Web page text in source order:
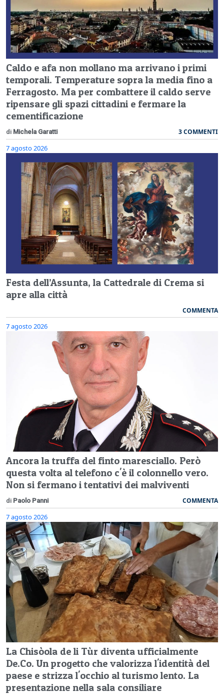
Caldo e afa non mollano ma arrivano i primi
temporali. Temperature sopra la media fino a
Ferragosto. Ma per combattere il caldo serve
ripensare gli spazi cittadini e fermare la
cementificazione
di Michela Garatti 3 COMMENTI
7 agosto 2026
Festa dell’Assunta, la Cattedrale di Crema si
apre alla città
COMMENTA
7 agosto 2026
Ancora la truffa del finto maresciallo. Però
questa volta al telefono c'è il colonnello vero.
Non si fermano i tentativi dei malviventi
di Paolo Panni COMMENTA
7 agosto 2026
La Chisòola de li Tùr diventa ufficialmente
De.Co. Un progetto che valorizza l'identità del
paese e strizza l'occhio al turismo lento. La
presentazione nella sala consiliare